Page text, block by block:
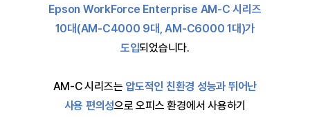
Epson WorkForce Enterprise AM-C 시리즈
10대(AM-C4000 9대, AM-C6000 1대)가
도입되었습니다.
AM-C 시리즈는 압도적인 친환경 성능과 뛰어난
사용 편의성으로 오피스 환경에서 사용하기